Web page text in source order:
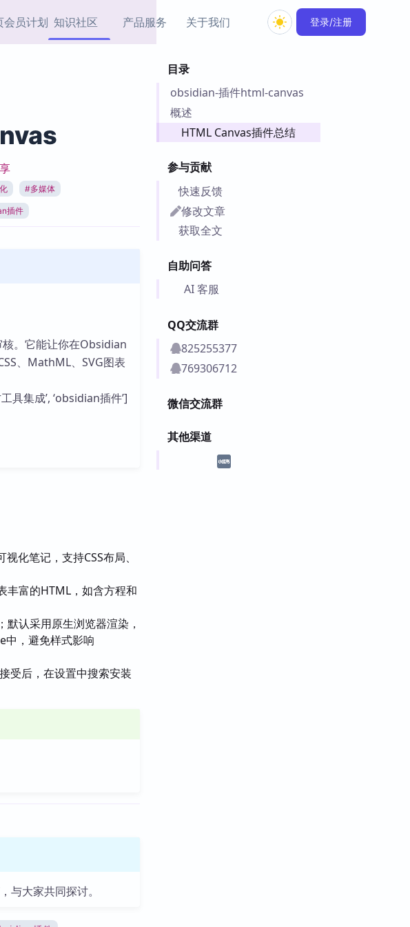
会员计划 知识社区
协作者
热门链接
Zotero 专题
产品服务
方
PKMer 出品的闪念笔记
Obsidian 教程
关于我们 登录/注册
目录
obsidian-插件html-canvas
概述
HTML Canvas插件总结
参与贡献
快速反馈
修改文章
获取全文
自助问答
AI 客服
QQ交流群
825255377
769306712
微信交流群
其他渠道
#多媒体
插件
。它能让你在Obsidian
、MathML、SVG图表
具集成’, ‘obsidian插件’]
视化笔记，支持CSS布局、
丰富的HTML，如含方程和
认采用原生浏览器渲染，
中，避免样式影响
受后，在设置中搜索安装
与大家共同探讨。